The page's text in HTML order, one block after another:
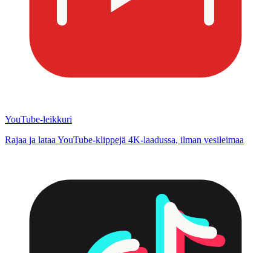
YouTube-leikkuri
Rajaa ja lataa YouTube-klippejä 4K-laadussa, ilman vesileimaa